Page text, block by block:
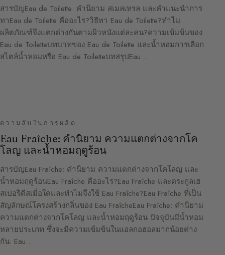
สารบัญEau de Toilette: คำนิยาม สเมลเทรล และคำแนะนำการ
ทาEau de Toilette คืออะไร?วิธีทา Eau de Toilette?ทำไม
ผลิตภัณฑ์จึงแตกต่างกันตามผิวหนังแต่ละคน?ความเข้มข้นของ
Eau de Toiletteบทบาทของ Eau de Toilette และน้ำหอมการเลือก
สไตล์น้ำหอมหรือ Eau de ToiletteบทสรุปEau…
ความลับในการผลิต
Eau Fraîche: คำนิยาม ความแตกต่างจากโค
โลญ และน้ำหอมฤดูร้อน
สารบัญEau Fraîche: คำนิยาม ความแตกต่างจากโคโลญ และ
น้ำหอมฤดูร้อนEau Fraîche คืออะไร?Eau Fraîche และตระกูลเฮ
สเปอริดีสเมื่อใดและทำไมจึงใช้ Eau Fraîche?Eau Fraîche ที่เป็น
สัญลักษณ์โครงสร้างกลิ่นของ Eau FraîcheEau Fraîche: คำนิยาม
ความแตกต่างจากโคโลญ และน้ำหอมฤดูร้อน ปัจจุบันมีน้ำหอม
หลายประเภท ซึ่งจะมีความเข้มข้นในแอลกอฮอลมากน้อยต่าง
กัน: Eau…